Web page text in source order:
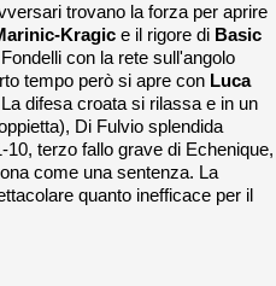
trovano la forza per aprire
Kragic e il rigore di Basic
con la rete sull'angolo
tempo però si apre con Luca
difesa croata si rilassa e in un
Di Fulvio splendida
terzo fallo grave di Echenique,
come una sentenza. La
quanto inefficace per il